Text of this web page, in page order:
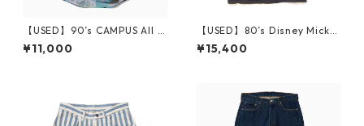
【USED】90’s CAMPUS All O
ver Print S/S Shirt M
¥11,000
【USED】80’s Disney Micke
y Mouse T-Shirt M
¥15,400